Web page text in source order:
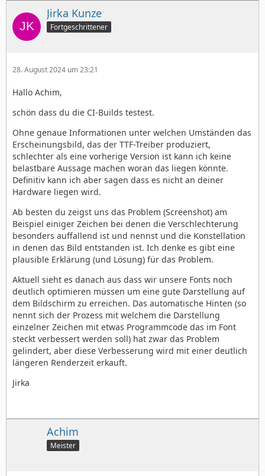
Jirka Kunze
Fortgeschrittener
28. August 2024 um 23:21
Hallo Achim,
schön dass du die CI-Builds testest.
Ohne genaue Informationen unter welchen Umständen das
Erscheinungsbild, das der TTF-Treiber produziert,
schlechter als eine vorherige Version ist kann ich keine
belastbare Aussage machen woran das liegen könnte.
Definitiv kann ich aber sagen dass es nicht an deiner
Hardware liegen wird.
Ab besten du zeigst uns das Problem (Screenshot) am
Beispiel einiger Zeichen bei denen die Verschlechterung
besonders auffallend ist und nennst und die Konstellation
in denen das Bild entstanden ist. Ich denke es gibt eine
plausible Erklärung (und Lösung) für das Problem.
Aktuell sieht es danach aus dass wir unsere Fonts noch
deutlich optimieren müssen um eine gute Darstellung auf
dem Bildschirm zu erreichen. Das automatische Hinten (so
nennt sich der Prozess mit welchem die Darstellung
einzelner Zeichen mit etwas Programmcode das im Font
steckt verbessert werden soll) hat zwar das Problem
gelindert, aber diese Verbesserung wird mit einer deutlich
längeren Renderzeit erkauft.
Jirka
Achim
Meister